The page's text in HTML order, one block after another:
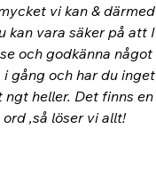
vi kan &
kan vara säker på att
och godkänna något
gång och har du
heller. Det finns
,så löser vi allt!